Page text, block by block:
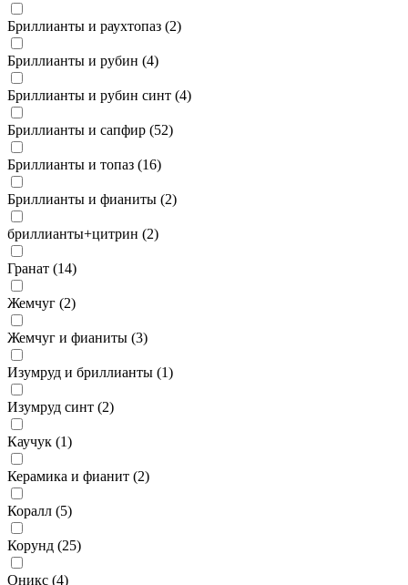
Бриллианты и раухтопаз (2)
Бриллианты и рубин (4)
Бриллианты и рубин синт (4)
Бриллианты и сапфир (52)
Бриллианты и топаз (16)
Бриллианты и фианиты (2)
бриллианты+цитрин (2)
Гранат (14)
Жемчуг (2)
Жемчуг и фианиты (3)
Изумруд и бриллианты (1)
Изумруд синт (2)
Каучук (1)
Керамика и фианит (2)
Коралл (5)
Корунд (25)
Оникс (4)